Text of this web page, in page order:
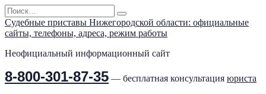
Перейти
к
содержанию
Search
for:
Судебные приставы Нижегородской области: официальные
сайты, телефоны, адреса, режим работы
Неофициальный информационный сайт
8-800-301-87-35 — бесплатная консультация юриста